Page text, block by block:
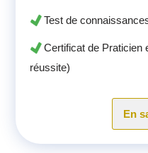
Test de
Certificat de Praticien
réussite)
En